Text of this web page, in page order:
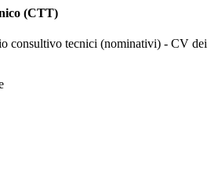
(CTT)
consultivo tecnici (nominativi) - CV dei